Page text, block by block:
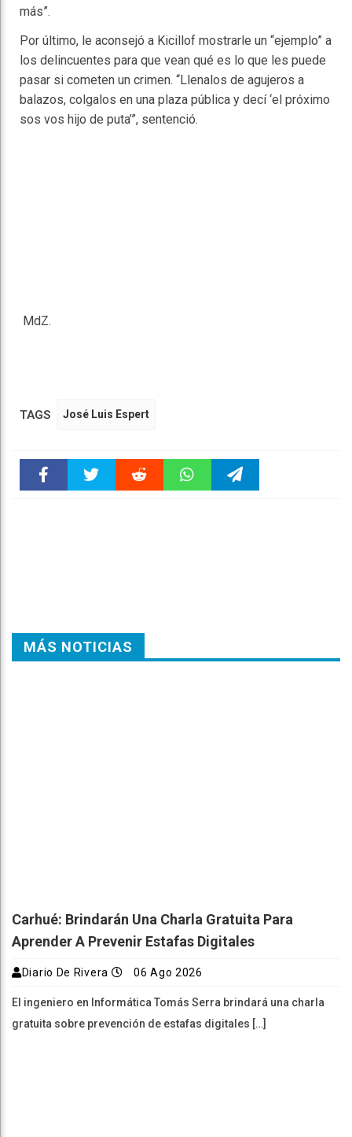
más”.
Por último, le aconsejó a Kicillof mostrarle un “ejemplo” a
los delincuentes para que vean qué es lo que les puede
pasar si cometen un crimen. “Llenalos de agujeros a
balazos, colgalos en una plaza pública y decí ‘el próximo
sos vos hijo de puta’”, sentenció.
MdZ.
TAGS José Luis Espert
MÁS NOTICIAS
Carhué: Brindarán Una Charla Gratuita Para
Aprender A Prevenir Estafas Digitales
Diario De Rivera 06 Ago 2026
El ingeniero en Informática Tomás Serra brindará una charla
gratuita sobre prevención de estafas digitales […]